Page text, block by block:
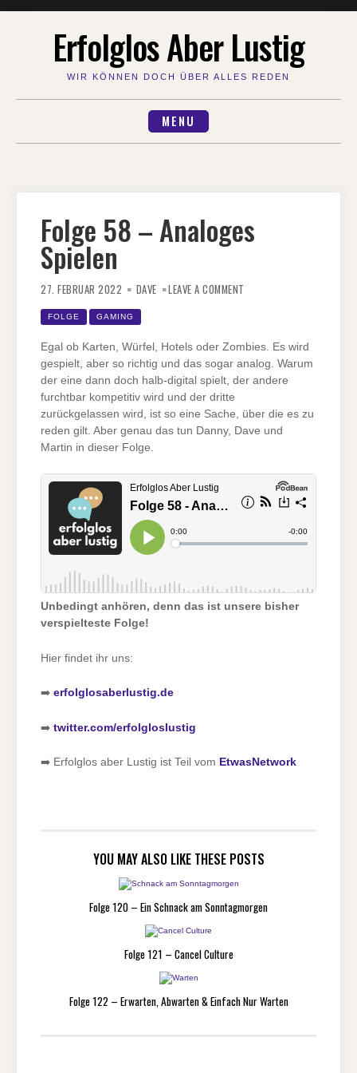
Erfolglos Aber Lustig
WIR KÖNNEN DOCH ÜBER ALLES REDEN
MENU
Folge 58 – Analoges
Spielen
27. FEBRUAR 2022 DAVE LEAVE A COMMENT
FOLGE GAMING
Egal ob Karten, Würfel, Hotels oder Zombies. Es wird
gespielt, aber so richtig und das sogar analog. Warum
der eine dann doch halb-digital spielt, der andere
furchtbar kompetitiv wird und der dritte
zurückgelassen wird, ist so eine Sache, über die es zu
reden gilt. Aber genau das tun Danny, Dave und
Martin in dieser Folge.
Unbedingt anhören, denn das ist unsere bisher
verspielteste Folge!
Hier findet ihr uns:
➡️ erfolglosaberlustig.de
➡️ twitter.com/erfolgloslustig
➡️ Erfolglos aber Lustig ist Teil vom EtwasNetwork
YOU MAY ALSO LIKE THESE POSTS
Folge 120 – Ein Schnack am Sonntagmorgen
Folge 121 – Cancel Culture
Folge 122 – Erwarten, Abwarten & Einfach Nur Warten